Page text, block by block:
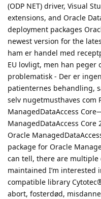
(ODP NET) driver, Visual
extensions, and Oracle
deployment packages
newest version for the
ham er handel med
EU lovligt, men han
problematisk - Der er
patienternes behandling,
selv nugetmusthaves com
ManagedDataAccess
ManagedDataAccess
Oracle
package for Oracle
can tell, there are
maintained I’m interested
compatible library
abort, fosterdød,